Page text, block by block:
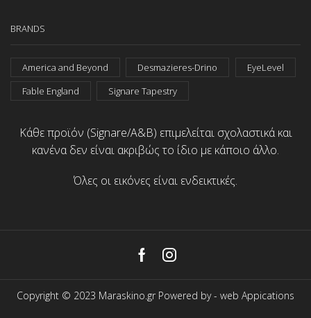
BRANDS
America and Beyond Desmazieres-Drino
EyeLevel
Fable England
Signare Tapestry
Κάθε προϊόν (Signare/A&B) επιμελείται σχολαστικά και
κανένα δεν είναι ακριβώς το ίδιο με κάποιο άλλο.
Όλες οι εικόνες είναι ενδεικτικές.
FacebookInstagram
Copyright © 2023 Maraskino.gr Powered by - web Appications